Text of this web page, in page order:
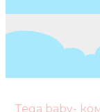
Tega baby-